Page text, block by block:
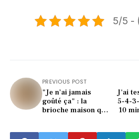
5/5 -
PREVIOUS POST
"Je n’ai jamais
goûté ça" : la
brioche maison qui
J'ai
5-4-
10